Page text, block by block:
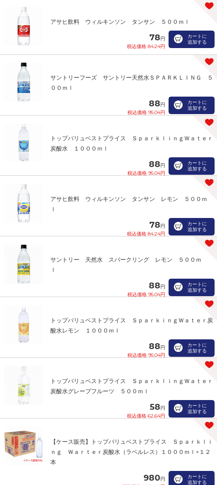
アサヒ飲料 ウィルキンソン タンサン ５００ｍｌ
78円
税込価格 84.24円
カートに
追加する
サントリーフーズ サントリー天然水ＳＰＡＲＫＬＩＮＧ ５
００ｍｌ
88円
税込価格 95.04円
カートに
追加する
トップバリュベストプライス ＳｐａｒｋｌｉｎｇＷａｔｅｒ
炭酸水 １０００ｍｌ
88円
税込価格 95.04円
カートに
追加する
アサヒ飲料 ウィルキンソン タンサン レモン ５００ｍ
ｌ
78円
税込価格 84.24円
カートに
追加する
サントリー 天然水 スパークリング レモン ５００ｍ
ｌ
88円
税込価格 95.04円
カートに
追加する
トップバリュベストプライス ＳｐａｒｋｉｎｇＷａｔｅｒ炭
酸水レモン １０００ｍｌ
88円
税込価格 95.04円
カートに
追加する
トップバリュベストプライス ＳｐａｒｋｌｉｎｇＷａｔｅｒ
炭酸水グレープフルーツ ５００ｍｌ
58円
税込価格 62.64円
カートに
追加する
【ケース販売】トップバリュベストプライス Ｓｐａｒｋｌｉ
ｎｇ Ｗａｒｔｅｒ炭酸水（ラベルレス）１０００ｍｌ×１２
本
980円
カートに
追加する